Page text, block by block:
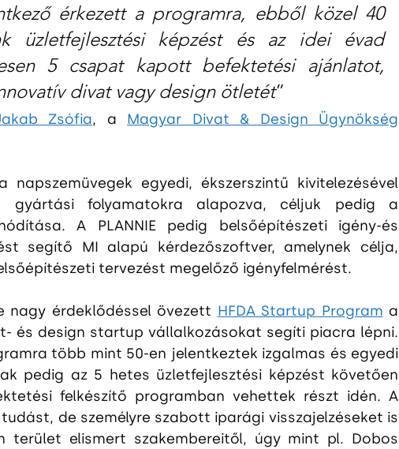
érkezett a programra, ebből közel 40
üzletfejlesztési képzést és az idei évad
5 csapat kapott befektetési ajánlatot,
divat vagy design ötletét”
Zsófia, a Magyar Divat & Design Ügynökség
napszemüvegek egyedi, ékszerszintű kivitelezésével
gyártási folyamatokra alapozva, céljuk pedig a
A PLANNIE pedig belsőépítészeti igény-és
segítő MI alapú kérdezőszoftver, amelynek célja,
tervezést megelőző igényfelmérést.
nagy érdeklődéssel övezett HFDA Startup Program a
és design startup vállalkozásokat segíti piacra lépni.
több mint 50-en jelentkeztek izgalmas és egyedi
pedig az 5 hetes üzletfejlesztési képzést követően
felkészítő programban vehettek részt idén. A
de személyre szabott iparági visszajelzéseket is
elismert szakembereitől, úgy mint pl. Dobos